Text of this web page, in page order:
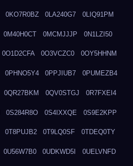
0KO7R0BZ 0LA240G7 0LIQ91PM
0M40H0CT 0MCMJJJP 0N1LZI50
0O1D2CFA 0O3VCZC0 0OY5HHNM
0PHNO5Y4 0PPJIUB7 0PUMEZB4
0QR27BKM 0QV0STGJ 0R7FXEI4
0S284R8O 0S4IXXQE 0S9E2KPP
0T8PUJB2 0T9LQ0SF 0TDEQ0TY
0U56W7B0 0UDKWD5I 0UELVNFD